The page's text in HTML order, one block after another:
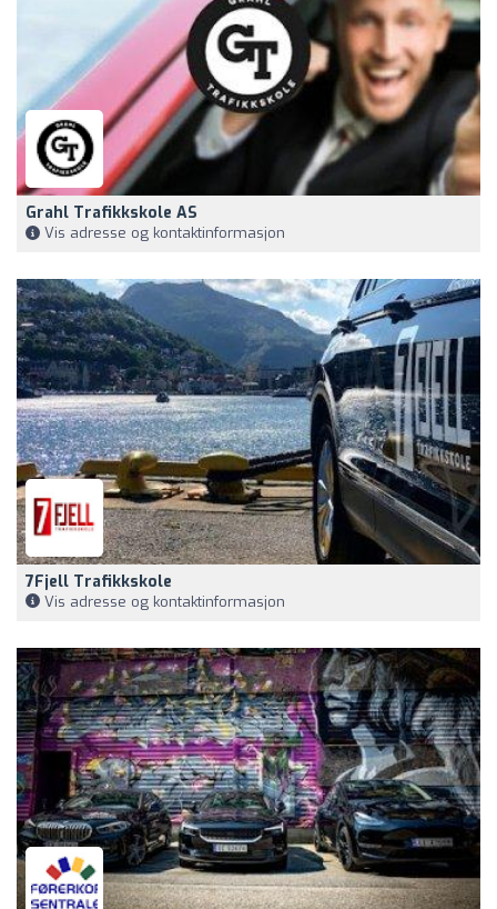
Grahl Trafikkskole AS
Vis adresse og kontaktinformasjon
7Fjell Trafikkskole
Vis adresse og kontaktinformasjon